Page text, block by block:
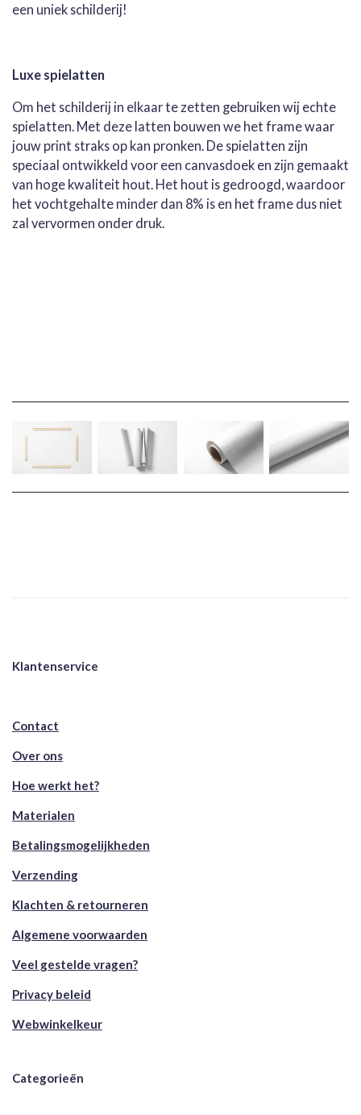
een uniek schilderij!
Luxe spielatten
Om het schilderij in elkaar te zetten gebruiken wij echte
spielatten. Met deze latten bouwen we het frame waar
jouw print straks op kan pronken. De spielatten zijn
speciaal ontwikkeld voor een canvasdoek en zijn gemaakt
van hoge kwaliteit hout. Het hout is gedroogd, waardoor
het vochtgehalte minder dan 8% is en het frame dus niet
zal vervormen onder druk.
Klantenservice
Contact
Over ons
Hoe werkt het?
Materialen
Betalingsmogelijkheden
Verzending
Klachten & retourneren
Algemene voorwaarden
Veel gestelde vragen?
Privacy beleid
Webwinkelkeur
Categorieën